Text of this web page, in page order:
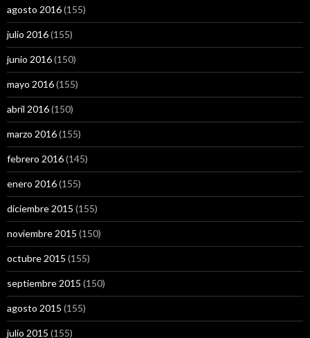
agosto 2016(155)
julio 2016(155)
junio 2016(150)
mayo 2016(155)
abril 2016(150)
marzo 2016(155)
febrero 2016(145)
enero 2016(155)
diciembre 2015 (155)
noviembre 2015 (150)
octubre 2015 (155)
septiembre 2015 (150)
agosto 2015 (155)
julio 2015 (155)